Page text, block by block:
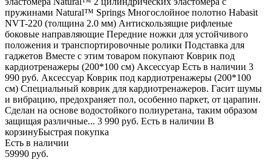
пружинами Natural™ Springs Многослойное полотно Habasit
NVT-220 (толщина 2.0 мм) Антискользящие рифленые
боковые направляющие Передние ножки для устойчивого
положения и транспортировочные ролики Подставка для
гаджетов Вместе с этим товаром покупают Коврик под
кардиотренажеры (200*100 см) Аксессуар Есть в наличии 3
990 руб. Аксессуар Коврик под кардиотренажеры (200*100
см) Специальный коврик для кардиотренажеров. Гасит шумы
и вибрацию, предохраняет пол, особенно паркет, от царапин.
Сделан на основе водостойкого полиуретана, таким образом
защищая различные... 3 990 руб. Есть в наличии В
корзинуБыстрая покупка
Есть в наличии
59990 руб.